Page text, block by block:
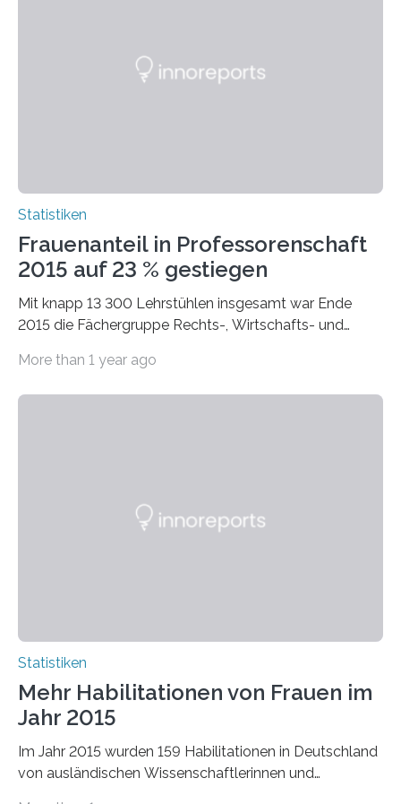
Statistiken
Frauenanteil in Professorenschaft
2015 auf 23 % gestiegen
Mit knapp 13 300 Lehrstühlen insgesamt war Ende
2015 die Fächergruppe Rechts-, Wirtschafts- und
bei…
More than 1 year ago
Statistiken
Mehr Habilitationen von Frauen im
Jahr 2015
Im Jahr 2015 wurden 159 Habilitationen in Deutschland
von ausländischen Wissenschaftlerinnen und